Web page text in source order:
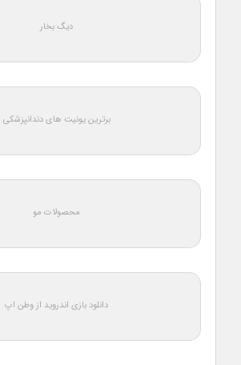
دیگ بخار
برترین یونیت های دندانپزشکی
محصولات مو
دانلود بازی اندروید از وطن اپ